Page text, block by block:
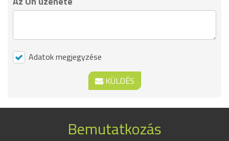
Adatok megjegyzése
KÜLDÉS
Bemutatkozás